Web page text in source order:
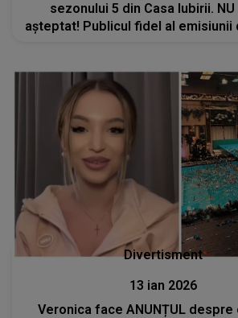
sezonului 5 din Casa Iubirii.
așteptat! Publicul fidel al emisiunii
Divertisment
13 ian 2026
Veronica face ANUNȚUL despre